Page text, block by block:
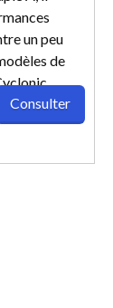
un peu
de
Consulter